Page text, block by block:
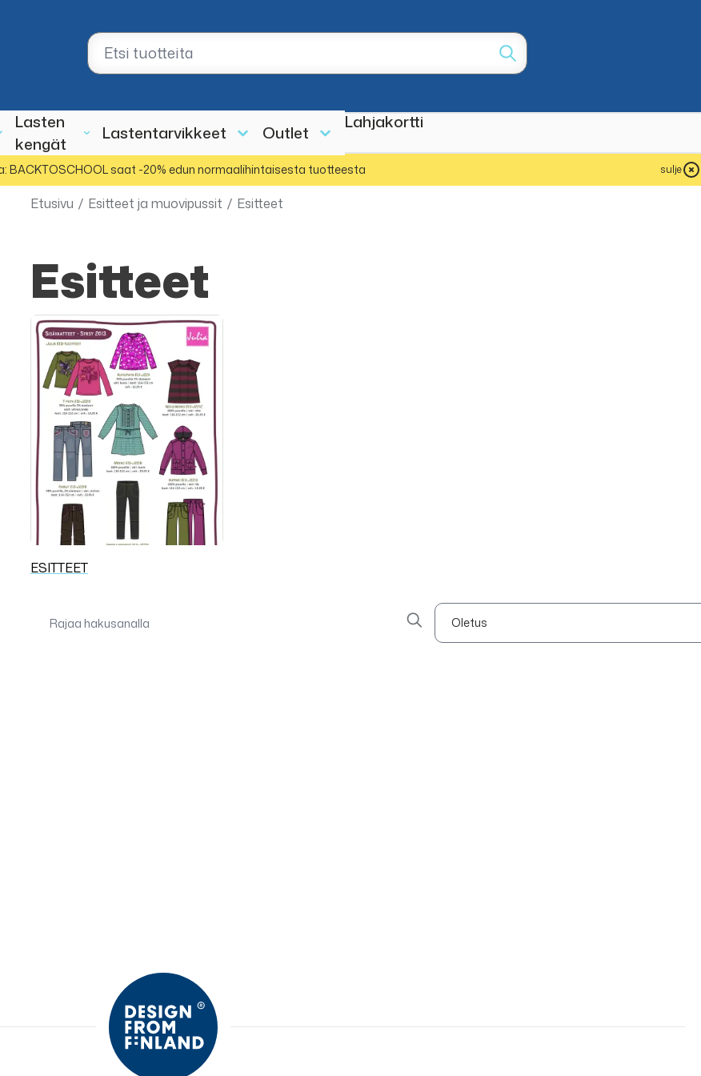
Lasten
kengät
Lastentarvikkeet Outlet
Lahjakortti
BACKTOSCHOOL saat -20% edun normaalihintaisesta tuotteesta sulje
Etusivu / Esitteet ja muovipussit / Esitteet
Esitteet
ESITTEET